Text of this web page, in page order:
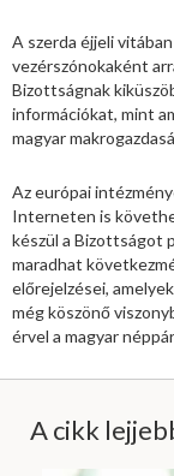
A szerda éjjeli
vezérszónokaként
Bizottságnak
információkat, mint
magyar
Az európai
Interneten is
készül a Bizottságot
maradhat
előrejelzései,
még köszönő
érvel a magyar
A cikk